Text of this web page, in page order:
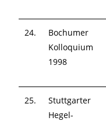
24.
Bochumer
Kolloquium
1998
25.
Stuttgarter
Hegel-